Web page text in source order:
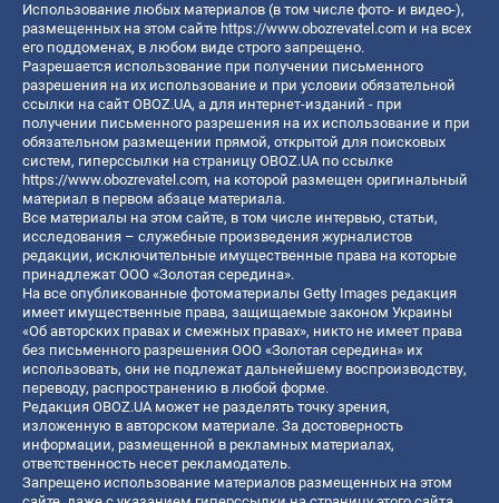
Использование любых материалов (в том числе фото- и видео-),
размещенных на этом сайте https://www.obozrevatel.com и на всех
его поддоменах, в любом виде строго запрещено.
Разрешается использование при получении письменного
разрешения на их использование и при условии обязательной
ссылки на сайт OBOZ.UA, а для интернет-изданий - при
получении письменного разрешения на их использование и при
обязательном размещении прямой, открытой для поисковых
систем, гиперссылки на страницу OBOZ.UA по ссылке
https://www.obozrevatel.com, на которой размещен оригинальный
материал в первом абзаце материала.
Все материалы на этом сайте, в том числе интервью, статьи,
исследования – служебные произведения журналистов
редакции, исключительные имущественные права на которые
принадлежат ООО «Золотая середина».
На все опубликованные фотоматериалы Getty Images редакция
имеет имущественные права, защищаемые законом Украины
«Об авторских правах и смежных правах», никто не имеет права
без письменного разрешения ООО «Золотая середина» их
использовать, они не подлежат дальнейшему воспроизводству,
переводу, распространению в любой форме.
Редакция OBOZ.UA может не разделять точку зрения,
изложенную в авторском материале. За достоверность
информации, размещенной в рекламных материалах,
ответственность несет рекламодатель.
Запрещено использование материалов размещенных на этом